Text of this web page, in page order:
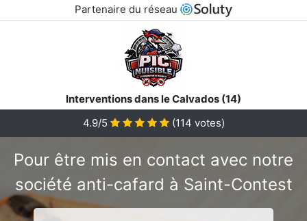
Partenaire du réseau
Interventions dans le Calvados (14)
4.9/5
(114 votes)
Pour être mis en contact avec notre
société anti-cafard à Saint-Contest